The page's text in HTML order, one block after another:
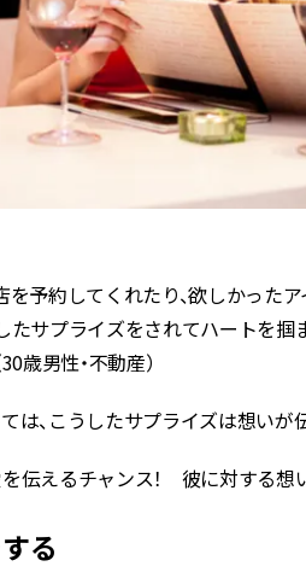
予約してくれたり、欲しかった
たサプライズをされてハートを
歳男性・不動産）
、こうしたサプライズは想いが
伝えるチャンス！ 彼に対する想
る